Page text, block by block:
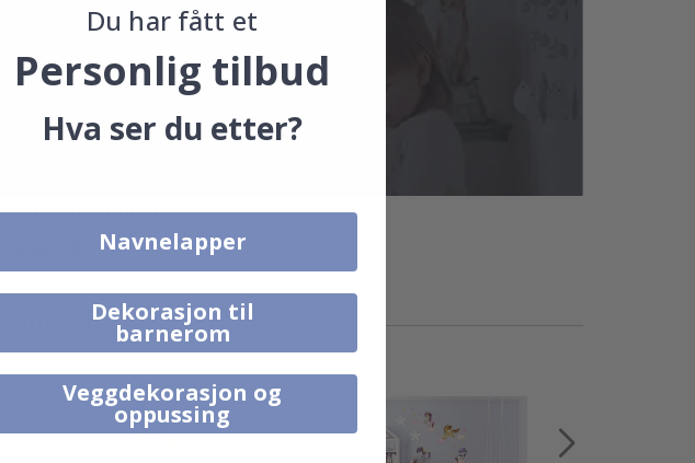
kunder!
Du har fått et
Personlig tilbud
Hva ser du etter?
Navnelapper
Dekorasjon til
barnerom
Veggdekorasjon og
oppussing